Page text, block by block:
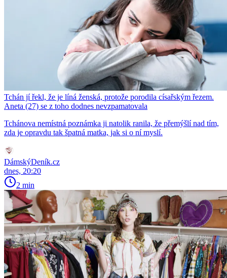
Tchán jí řekl, že je líná ženská, protože porodila císařským řezem.
Aneta (27) se z toho dodnes nevzpamatovala
Tchánova nemístná poznámka ji natolik ranila, že přemýšlí nad tím,
zda je opravdu tak špatná matka, jak si o ní myslí.
DámskýDeník.cz
dnes, 20:20
2 min